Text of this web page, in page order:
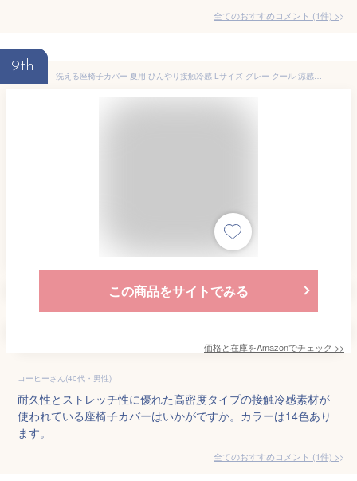
全てのおすすめコメント (1件) >
9th
洗える座椅子カバー 夏用 ひんやり接触冷感 Lサイズ グレー クール 涼感素材 フルカバー ハイバック対応 しっかり生地 裏面ブラック (L_SGY)
この商品をサイトでみる
価格と在庫をAmazonでチェック >>
コーヒーさん(40代・男性)
耐久性とストレッチ性に優れた高密度タイプの接触冷感素材が
使われている座椅子カバーはいかがですか。カラーは14色あり
ます。
全てのおすすめコメント (1件) >